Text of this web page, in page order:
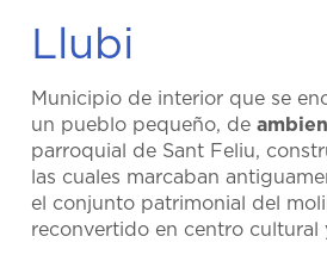
Llubi
Municipio de interior que se
un pueblo pequeño, de
parroquial de Sant Feliu,
las cuales marcaban
el conjunto patrimonial del
reconvertido en centro cultural